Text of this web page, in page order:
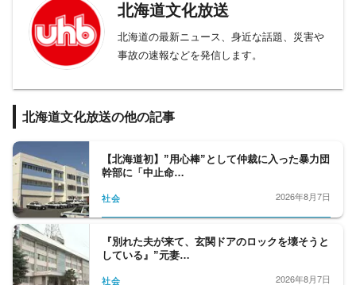
北海道文化放送
北海道の最新ニュース、身近な話題、災害や
事故の速報などを発信します。
北海道文化放送の他の記事
【北海道初】”用心棒”として仲裁に入った暴力団
幹部に「中止命…
社会 2026年8月7日
『別れた夫が来て、玄関ドアのロックを壊そうと
している』”元妻…
社会 2026年8月7日